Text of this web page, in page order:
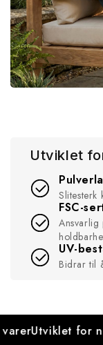
Utviklet
Slitesterk
FSC-
Ansvarlig
UV-
Bidrar til
Utviklet for